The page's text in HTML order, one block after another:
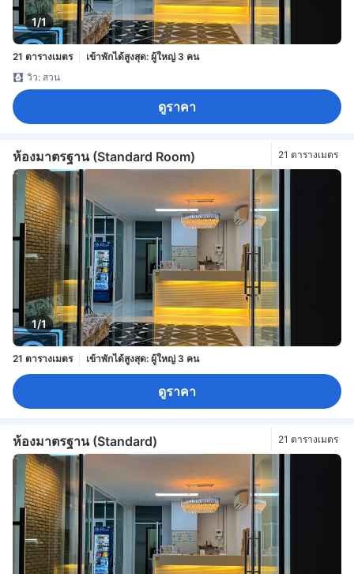
1/1
21 ตารางเมตร
เข้าพักได้สูงสุด: ผู้ใหญ่ 3 คน
วิว: สวน
ดูราคา
ห้องมาตรฐาน (Standard Room) 21 ตารางเมตร
1/1
21 ตารางเมตร เข้าพักได้สูงสุด: ผู้ใหญ่ 3 คน
ดูราคา
ห้องมาตรฐาน (Standard) 21 ตารางเมตร